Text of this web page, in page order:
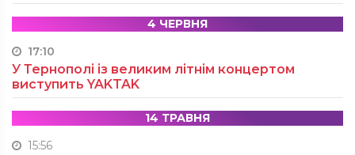
4 ЧЕРВНЯ
17:10
У Тернополі із великим літнім концертом
виступить YAKTAK
14 ТРАВНЯ
15:56